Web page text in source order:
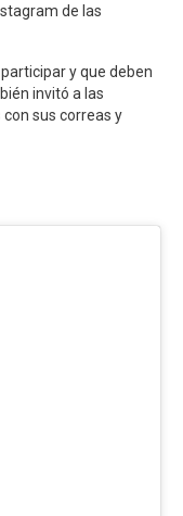
de las
y que deben
invitó a las
sus correas y